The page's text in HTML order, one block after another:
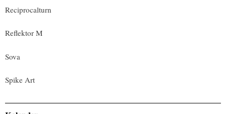
Reciprocalturn
Reflektor M
Sova
Spike Art